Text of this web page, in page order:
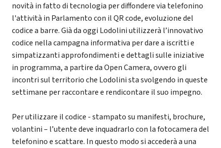
novità in fatto di tecnologia per diffondere via telefonino
l'attività in Parlamento con il QR code, evoluzione del
codice a barre. Già da oggi Lodolini utilizzerà l’innovativo
codice nella campagna informativa per dare a iscritti e
simpatizzanti approfondimenti e dettagli sulle iniziative
in programma, a partire da Open Camera, ovvero gli
incontri sul territorio che Lodolini sta svolgendo in queste
settimane per raccontare e rendicontare il suo impegno.
Per utilizzare il codice - stampato su manifesti, brochure,
volantini – l’utente deve inquadrarlo con la fotocamera del
telefonino e scattare. In questo modo si accederà a una